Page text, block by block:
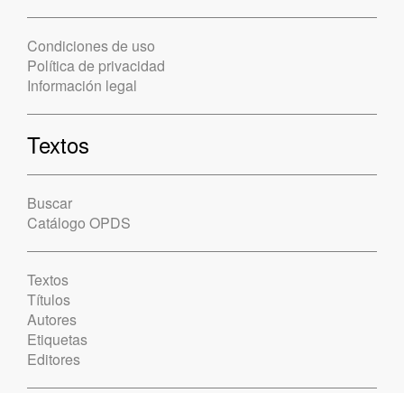
Condiciones de uso
Política de privacidad
Información legal
Textos
Buscar
Catálogo OPDS
Textos
Títulos
Autores
Etiquetas
Editores